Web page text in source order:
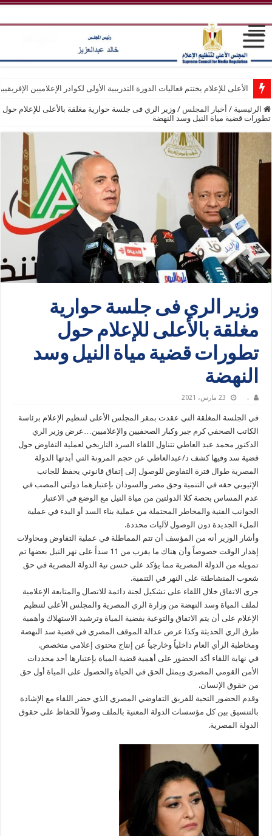
الأعلى للإعلام يختتم فعاليات الدورة التدريبية الأولى لكوادر الإعلاميين
الرئيسية / أخبار المجلس / وزير الري فى جلسة حوارية مغلقة بالأعلى للإعلام حول
تطورات قضية مياة النيل وسد النهضة
وزير الري فى جلسة حوارية
مغلقة بالأعلى للإعلام حول
تطورات قضية مياة النيل وسد
النهضة
. 23 مارس، 2021
في الجلسة المغلقة التي عقدت بمقر المجلس الأعلى لتنظيم الإعلام برئاسة
الكاتب الصحفي كرم جبر وكبار الصحفيين والإعلاميين…عرض وزير الري
الدكتور محمد عبد العاطي تتناول اللقاء السرد التاريخي لعملية التفاوض حول
قضية سد وفيها كشف د/عبدالعاطي عن حجم المرونة التي أبدتها الدولة
المصرية طوال فترة التفاوض للوصول إلى إتفاق قانوني يحفظ للجانب
الإثيوبي حقه في التنمية وحق مصر والسودان بإعتبارهما دولتي المصب في
عدم المساس بحصة كلا الدولتين من مياة النيل مع الوضع في الاعتبار
الجوانب الفنية والمخاطر المحتملة من عملية بناء السد أو البدء في عملية
الملء الجديدة دون الوصول لآليات محددة.
​وأشار الوزير أنه من المؤسف أن تتم المماطلة في عملية التفاوض ومحاولات
إهدار الوقت خصوصاً وأن هناك ما يقرب من 11 سداً على نهر النيل بعضها تم
تمويله من الدولة المصرية مما يؤكد على حسن نية الدولة المصرية في حق
شعوب المنشاطئة على النهر في التنمية.
​جرى الاتفاق خلال اللقاء على تشكيل لجنة دائمة للاتصال والمتابعة الإعلامية
لملف المياة وسد النهضة من وزارة الري المصرية والمجلس الأعلى لتنظيم
الإعلام على أن يتم الاتفاق والتوعية بقضية المياة وترشيد الاستهلاك وأهمية
طرق الري الحديثة وكذا عرض عدالة الموقف المصري في قضية سد النهضة
ومخاطبة الرأي العام داخلياً وخارجياً عن إنتاج محتوى إعلامي متخصص.
​في نهاية اللقاء أكد الحضور على أهمية قضية المياة بإعتبارها أحد محددات
الأمن القومي المصري ويمثل الحق في الحياة والحصول على المياة أول حق
من حقوق الإنسان.
​وقدم الحضور التحية للفريق التفاوضي المصري الذي حضر اللقاء مع الإشادة
بالتنسيق بين كل مؤسسات الدولة المعنية بالملف وصولاً للحفاظ على حقوق
الدولة المصرية.